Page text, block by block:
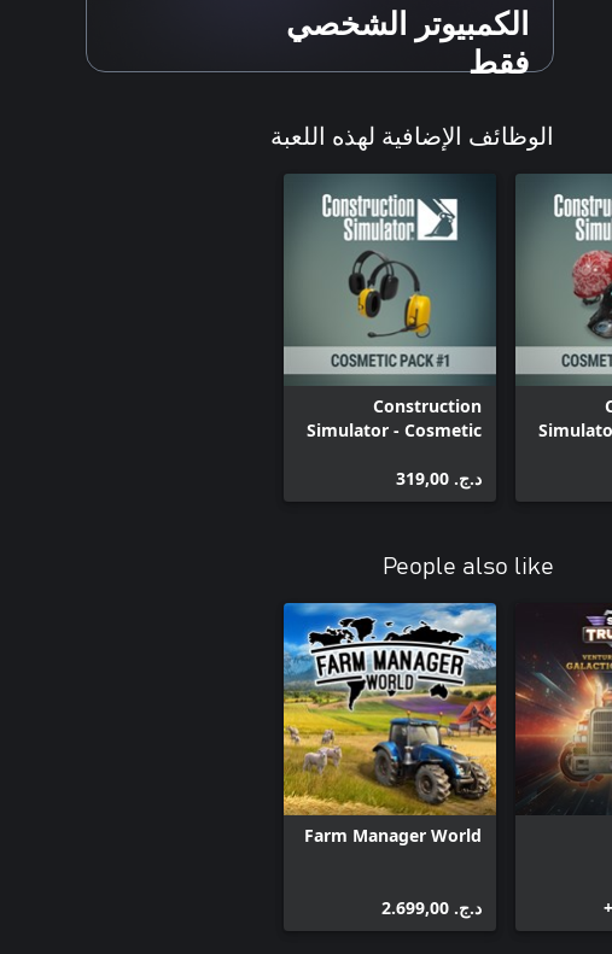
الكمبيوتر الشخصي
فقط
الوظائف الإضافية لهذه اللعبة
Construction
Simulator - Cosmetic
د.ج.‏ 319,00
People also like
Farm Manager World
د.ج.‏ 2.699,00